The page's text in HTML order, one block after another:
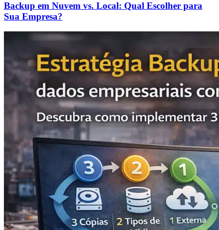
Backup em Nuvem vs. Local: Qual Escolher para
Sua Empresa?